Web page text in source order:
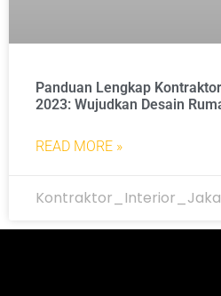
Panduan Lengkap
2023: Wujudkan Desain
READ MORE »